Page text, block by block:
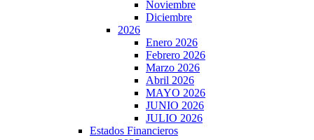
Noviembre
Diciembre
2026
Enero 2026
Febrero 2026
Marzo 2026
Abril 2026
MAYO 2026
JUNIO 2026
JULIO 2026
Estados Financieros